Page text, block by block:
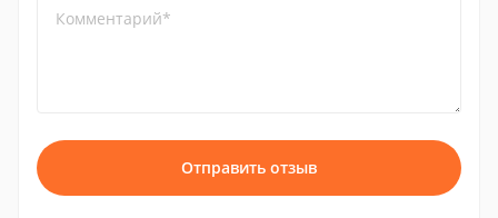
Комментарий*
Отправить отзыв